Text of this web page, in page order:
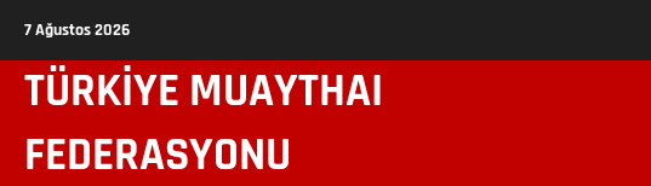
7 Ağustos 2026
TÜRKİYE MUAYTHAI
FEDERASYONU